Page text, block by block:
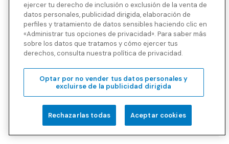
¿Tengo garantizada la emisión de una
póliza de cobertura médica para vivir
en el extranjero si la solicito?
¿Por qué necesitaría un plan para
emigrantes si el país al que voy
ofrece seguro de salud nacional?
ejercer tu derecho de inclusión o exclusión de la venta de
datos personales, publicidad dirigida, elaboración de
perfiles y tratamiento de datos sensibles haciendo clic en
«Administrar tus opciones de privacidad». Para saber más
sobre los datos que tratamos y cómo ejercer tus
derechos, consulta nuestra política de privacidad.
Optar por no vender tus datos personales y
excluirse de la publicidad dirigida
Rechazarlas todas Aceptar cookies